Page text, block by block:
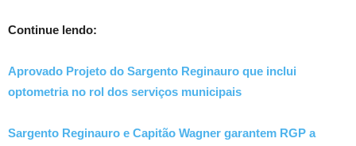
Continue lendo:
Aprovado Projeto do Sargento Reginauro que inclui
optometria no rol dos serviços municipais
Sargento Reginauro e Capitão Wagner garantem RGP a